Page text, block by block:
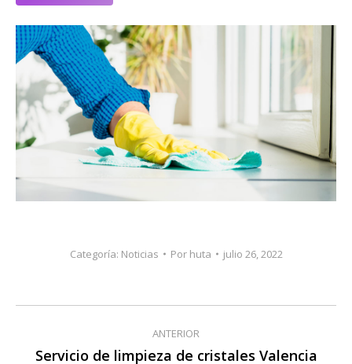
Categoría: Noticias Por huta julio 26, 2022
Navegación
entre
ANTERIOR
Publicación
Servicio de limpieza de cristales Valencia